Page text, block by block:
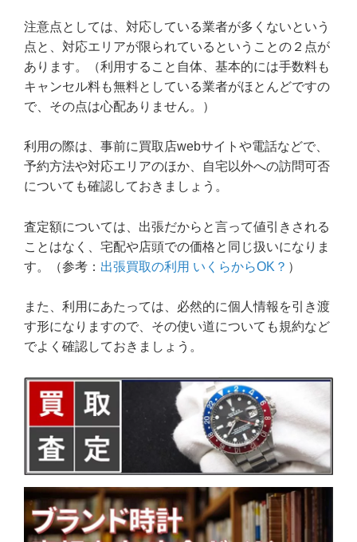
注意点としては、対応している業者が多くないという
点と、対応エリアが限られているということの２点が
あります。（利用すること自体、基本的には手数料も
キャンセル料も無料としている業者がほとんどですの
で、その点は心配ありません。）
利用の際は、事前に買取店webサイトや電話などで、
予約方法や対応エリアのほか、自宅以外への訪問可否
についても確認しておきましょう。
査定額については、出張だからと言って値引きされる
ことはなく、宅配や店頭での価格と同じ扱いになりま
す。（参考： 出張買取の利用 いくらからOK？ ）
また、利用にあたっては、必然的に個人情報を引き渡
す形になりますので、その使い道についても規約など
でよく確認しておきましょう。